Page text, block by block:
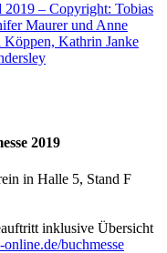
– Copyright: Tobias
Maurer und Anne
Kathrin Janke
2019
in Halle 5, Stand F
inklusive Übersicht
buchmesse